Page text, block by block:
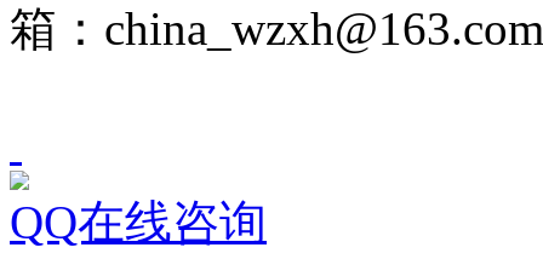
箱：china_wzxh@163.com
QQ在线咨询